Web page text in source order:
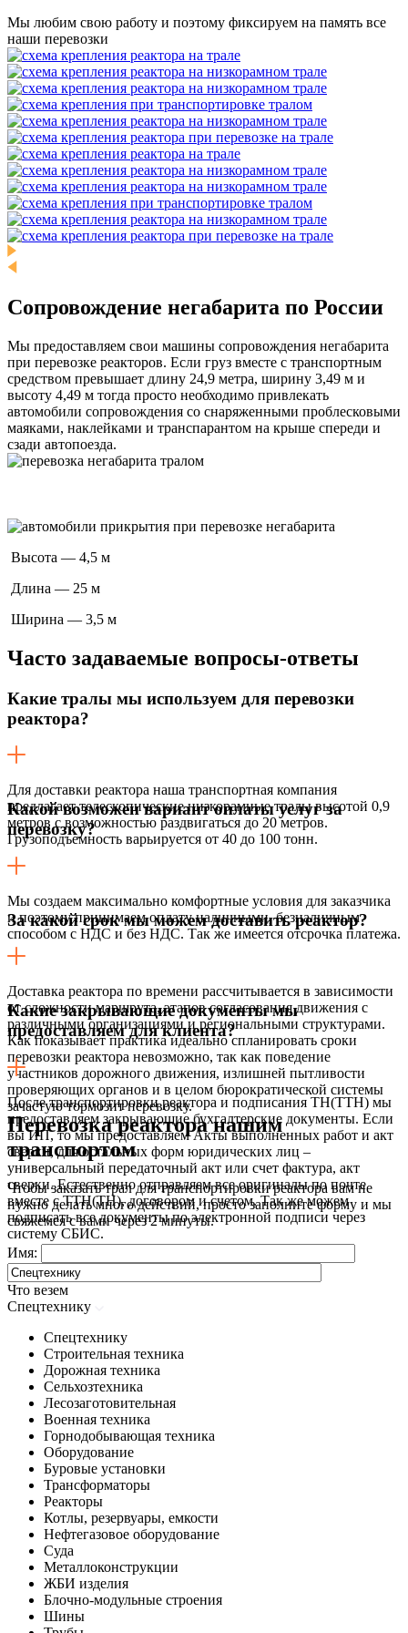
Мы любим свою работу и поэтому фиксируем на память все
наши перевозки
Сопровождение негабарита по России
Мы предоставляем свои машины сопровождения негабарита
при перевозке реакторов. Если груз вместе с транспортным
средством превышает длину 24,9 метра, ширину 3,49 м и
высоту 4,49 м тогда просто необходимо привлекать
автомобили сопровождения со снаряженными проблесковыми
маяками, наклейками и транспарантом на крыше спереди и
сзади автопоезда.
Высота — 4,5 м
Длина — 25 м
Ширина — 3,5 м
Часто задаваемые вопросы-ответы
Какие тралы мы используем для перевозки
реактора?
Для доставки реактора наша транспортная компания
предлагает телескопические низкорамные тралы высотой 0,9
метров с возможностью раздвигаться до 20 метров.
Грузоподъемность варьируется от 40 до 100 тонн.
Какой возможен вариант оплаты услуг за
перевозку?
Мы создаем максимально комфортные условия для заказчика
и поэтому принимаем оплату наличными, безналичным
способом с НДС и без НДС. Так же имеется отсрочка платежа.
За какой срок мы можем доставить реактор?
Доставка реактора по времени рассчитывается в зависимости
от сложности маршрута, этапов согласования движения с
различными организациями и региональными структурами.
Как показывает практика идеально спланировать сроки
перевозки реактора невозможно, так как поведение
участников дорожного движения, излишней пытливости
проверяющих органов и в целом бюрократической системы
зачастую тормозит перевозку.
Какие закрывающие документы мы
предоставляем для клиента?
После транспортировки реактора и подписания ТН(ТТН) мы
предоставляем закрывающие бухгалтерские документы. Если
вы ИП, то мы предоставляем Акты выполненных работ и акт
сверки, для остальных форм юридических лиц –
универсальный передаточный акт или счет фактура, акт
сверки. Естественно отправляем все оригиналы по почте
вместе с ТТН(ТН), договором и счетом. Так же можем
подписать все документы по электронной подписи через
систему СБИС.
Перевозка реактора нашим
транспортом
Чтобы заказать трал для транспортировки реактора вам не
нужно делать много действий, просто заполните форму и мы
свяжемся с вами через 2 минуты.
Имя:
Что везем
Спецтехнику
Спецтехнику
Строительная техника
Дорожная техника
Сельхозтехника
Лесозаготовительная
Военная техника
Горнодобывающая техника
Оборудование
Буровые установки
Трансформаторы
Реакторы
Котлы, резервуары, емкости
Нефтегазовое оборудование
Cуда
Металлоконструкции
ЖБИ изделия
Блочно-модульные строения
Шины